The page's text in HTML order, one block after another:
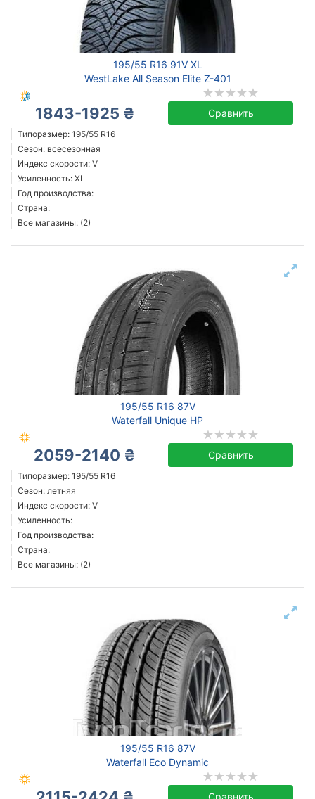
195/55 R16 91V XL
WestLake All Season Elite Z-401
1843-1925 ₴ Сравнить
Типоразмер: 195/55 R16
Сезон: всесезонная
Индекс скорости: V
Усиленность: XL
Год производства:
Страна:
Все магазины: (2)
195/55 R16 87V
Waterfall Unique HP
2059-2140 ₴ Сравнить
Типоразмер: 195/55 R16
Сезон: летняя
Индекс скорости: V
Усиленность:
Год производства:
Страна:
Все магазины: (2)
195/55 R16 87V
Waterfall Eco Dynamic
Сравнить